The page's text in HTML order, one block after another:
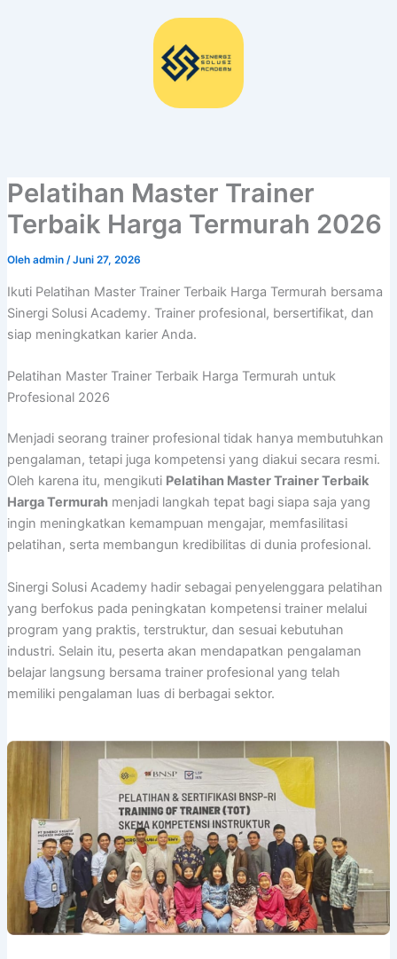
Pelatihan Master Trainer
Terbaik Harga Termurah 2026
Oleh admin /Juni 27, 2026
Ikuti Pelatihan Master Trainer Terbaik Harga Termurah bersama
Sinergi Solusi Academy. Trainer profesional, bersertifikat, dan
siap meningkatkan karier Anda.
Pelatihan Master Trainer Terbaik Harga Termurah untuk
Profesional 2026
Menjadi seorang trainer profesional tidak hanya membutuhkan
pengalaman, tetapi juga kompetensi yang diakui secara resmi.
Oleh karena itu, mengikuti Pelatihan Master Trainer Terbaik
Harga Termurahmenjadi langkah tepat bagi siapa saja yang
ingin meningkatkan kemampuan mengajar, memfasilitasi
pelatihan, serta membangun kredibilitas di dunia profesional.
Sinergi Solusi Academy hadir sebagai penyelenggara pelatihan
yang berfokus pada peningkatan kompetensi trainer melalui
program yang praktis, terstruktur, dan sesuai kebutuhan
industri. Selain itu, peserta akan mendapatkan pengalaman
belajar langsung bersama trainer profesional yang telah
memiliki pengalaman luas di berbagai sektor.